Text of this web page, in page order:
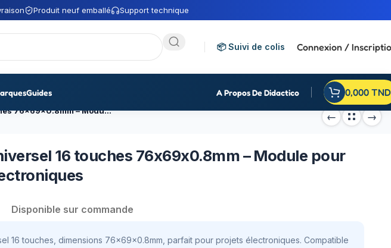
Produit neuf emballé Support technique
📦 Suivi de colis Connexion /
Guides A Propos De Didactico 0,000 TND
Clavier universel 16 touches 76x69x0.8mm – Module pour projets électroniques
16 touches 76x69x0.8mm – Module pour
Disponible sur commande
16 touches, dimensions 76x69x0.8mm, parfait pour projets électroniques. Compatible